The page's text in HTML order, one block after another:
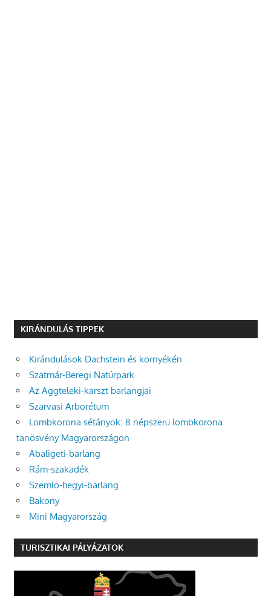
KIRÁNDULÁS TIPPEK
Kirándulások Dachstein és környékén
Szatmár-Beregi Natúrpark
Az Aggteleki-karszt barlangjai
Szarvasi Arborétum
Lombkorona sétányok: 8 népszerű lombkorona
tanösvény Magyarországon
Abaligeti-barlang
Rám-szakadék
Szemlő-hegyi-barlang
Bakony
Mini Magyarország
TURISZTIKAI PÁLYÁZATOK